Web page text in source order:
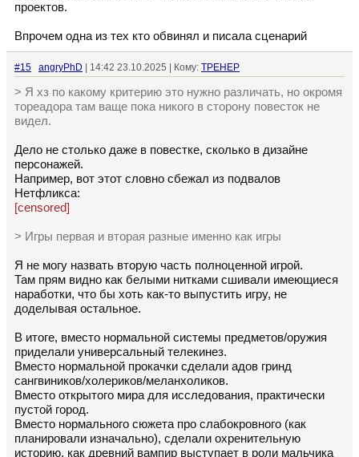
проектов.
Впрочем одна из тех кто обвинял и писала сценарий
#15 angryPhD | 14:42 23.10.2025 | Кому: TPEHEP
> Я хз по какому критерию это нужно различать, но окромя
тореадора там ваще пока никого в сторону повесток не
видел.
Дело не столько даже в повестке, сколько в дизайне
персонажей.
Например, вот этот словно сбежал из подвалов
Нетфликса:
[censored]
> Игры первая и вторая разные именно как игры
Я не могу назвать вторую часть полноценной игрой.
Там прям видно как белыми нитками сшивали имеющиеся
наработки, что бы хоть как-то выпустить игру, не
доделывая остальное.
В итоге, вместо нормальной системы предметов/оружия
приделали универсальный телекинез.
Вместо нормальной прокачки сделали адов гринд
сангвиников/холериков/меланхоликов.
Вместо открытого мира для исследования, практически
пустой город.
Вместо нормального сюжета про слабокровного (как
планировали изначально), сделали охренительную
историю, как древний вампир выступает в роли мальчика